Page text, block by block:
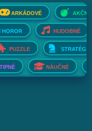
ARKÁDOVÉ AKČNÉ
HOROR HUDOBNÉ
PUZZLE STRATÉGIE
NÁUČNÉ